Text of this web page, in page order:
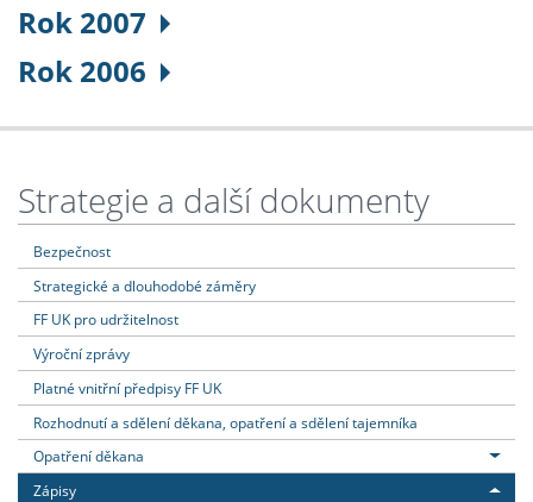
Rok 2007
Rok 2006
Strategie a další dokumenty
Bezpečnost
Strategické a dlouhodobé záměry
FF UK pro udržitelnost
Výroční zprávy
Platné vnitřní předpisy FF UK
Rozhodnutí a sdělení děkana, opatření a sdělení tajemníka
Opatření děkana
Zápisy